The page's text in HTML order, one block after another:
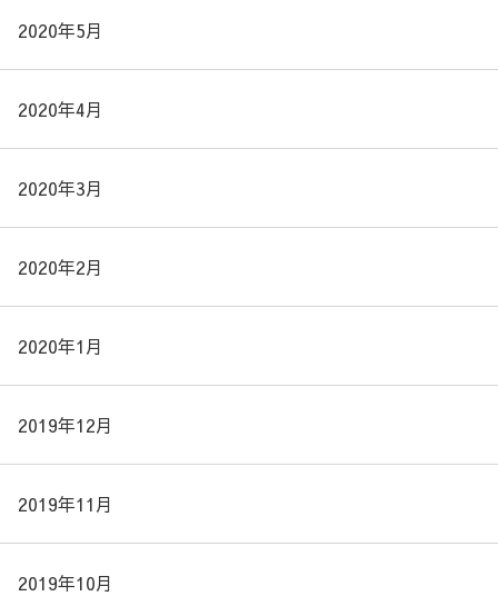
2020年5月
2020年4月
2020年3月
2020年2月
2020年1月
2019年12月
2019年11月
2019年10月